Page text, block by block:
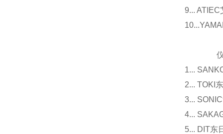
9...
仪器
1...
2... TOKI
3...
4...
5... DIT东